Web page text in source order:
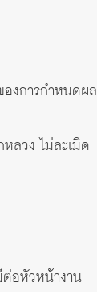
งการกำหนดผล
ลวง ไม่ละเมิด
อหัวหน้างาน